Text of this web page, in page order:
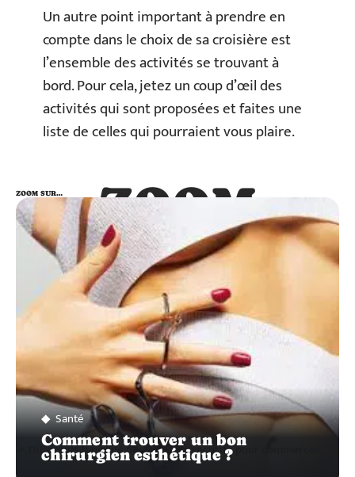
Un autre point important à prendre en
compte dans le choix de sa croisière est
l’ensemble des activités se trouvant à
bord. Pour cela, jetez un coup d’œil des
activités qui sont proposées et faites une
liste de celles qui pourraient vous plaire.
ZOOM
SUR…
ZOOM SUR…
Santé
Comment trouver un bon
chirurgien esthétique ?